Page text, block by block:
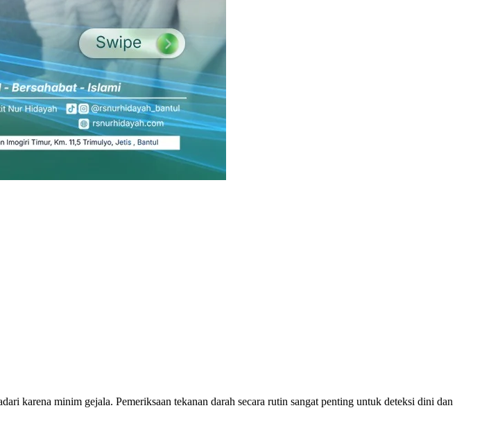
karena minim gejala. Pemeriksaan tekanan darah secara rutin sangat penting untuk deteksi dini dan